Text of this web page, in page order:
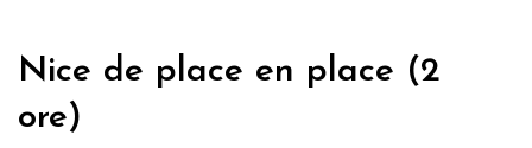
Nice de place en place (2
ore)